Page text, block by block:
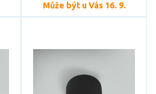
Může být u Vás 16. 9.